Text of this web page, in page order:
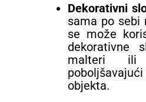
Dekorativni
sama po sebi
se može
dekorativne
malteri ili
objekta.